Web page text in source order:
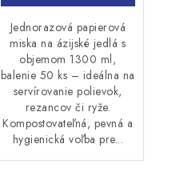
Jednorazová papierová
miska na ázijské jedlá s
objemom 1300 ml,
balenie 50 ks – ideálna na
servírovanie polievok,
rezancov či ryže.
Kompostovateľná, pevná a
hygienická voľba pre...